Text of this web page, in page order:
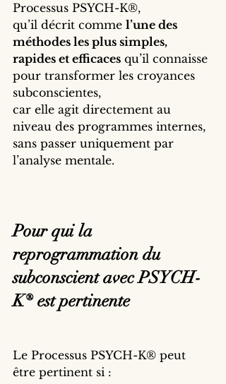
Processus PSYCH-K®,
qu’il décrit comme l’une des
méthodes les plus simples,
rapides et efficaces qu’il connaisse
pour transformer les croyances
subconscientes,
car elle agit directement au
niveau des programmes internes,
sans passer uniquement par
l’analyse mentale.
Pour qui la
reprogrammation du
subconscient avec PSYCH-
K® est pertinente
Le Processus PSYCH-K® peut
être pertinent si :